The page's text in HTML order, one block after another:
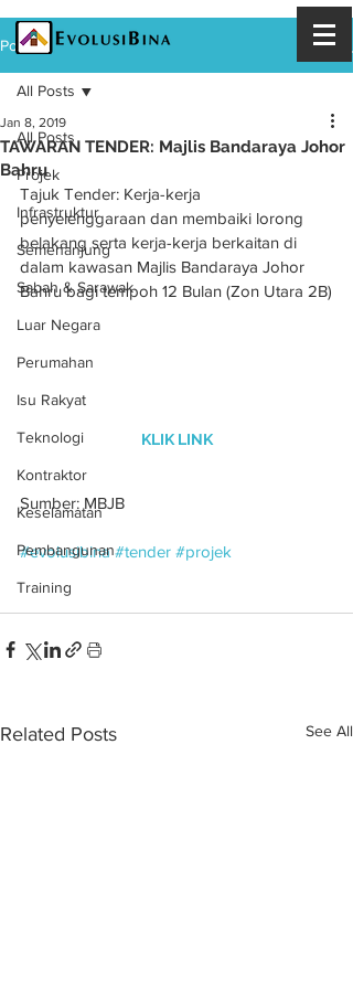
Post
All Posts
Projek
Infrastruktur
Semenanjung
Sabah & Sarawak
Luar Negara
Perumahan
Isu Rakyat
Teknologi
Kontraktor
Keselamatan
Pembangunan
Training
All Posts
TAWARAN TENDER: Majlis Bandaraya Johor
Bahru
Jan 8, 2019
Tajuk Tender: Kerja-kerja
penyelenggaraan dan membaiki lorong
belakang serta kerja-kerja berkaitan di
dalam kawasan Majlis Bandaraya Johor
Bahru bagi tempoh 12 Bulan (Zon Utara 2B)
KLIK LINK
Sumber: MBJB
#evolusibina #tender #projek
Related Posts See All